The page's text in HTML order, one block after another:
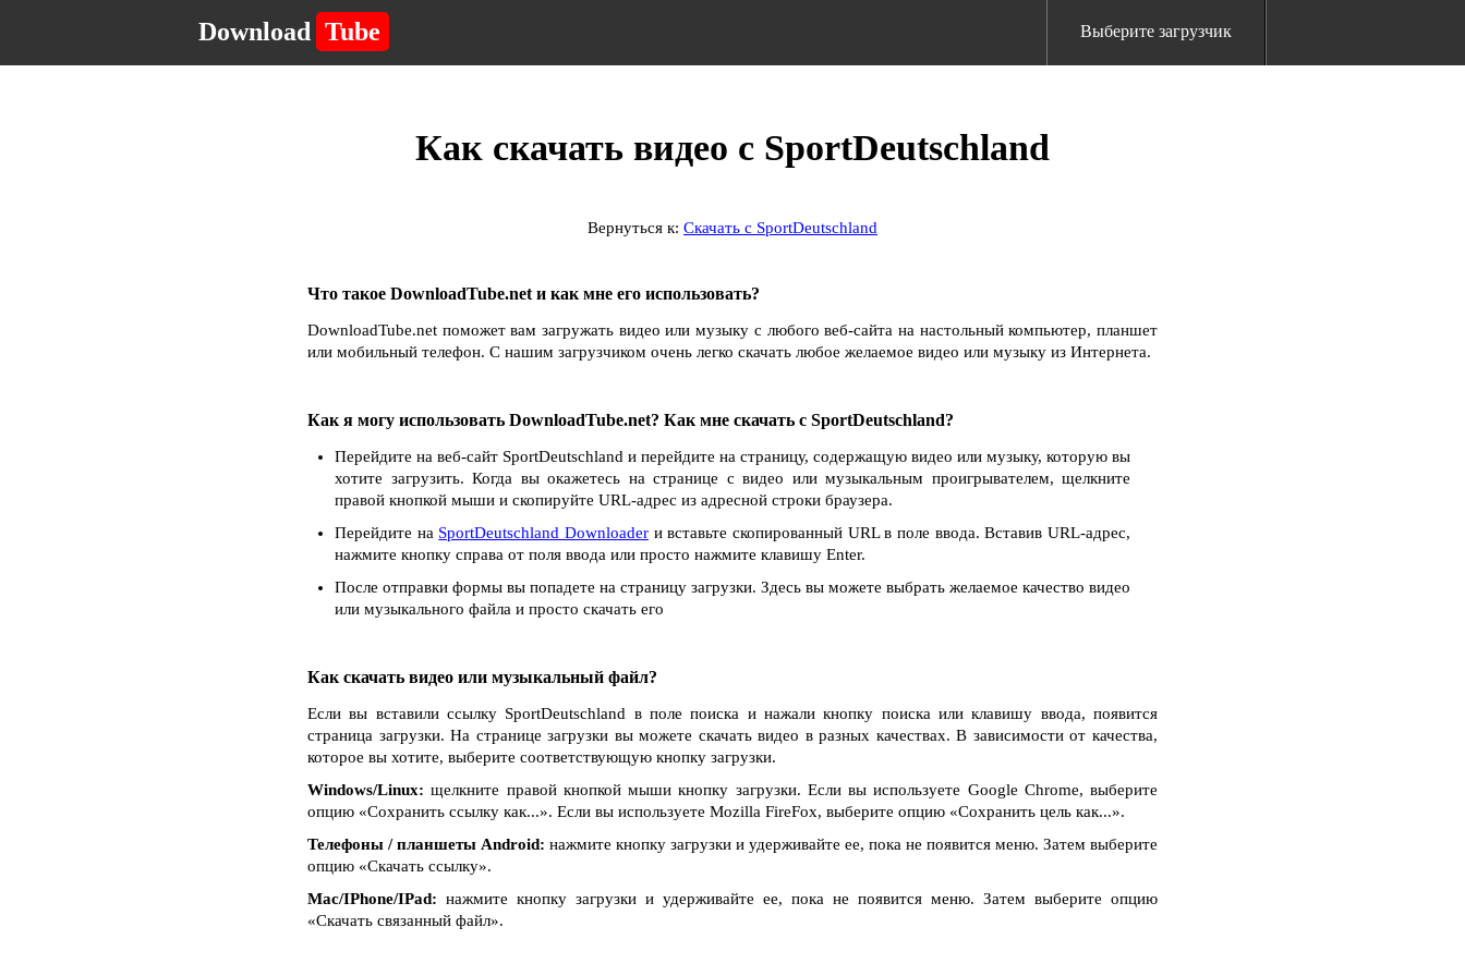
Download Tube Выберите загрузчик
Как скачать видео с SportDeutschland
Вернуться к: Скачать с SportDeutschland
Что такое DownloadTube.net и как мне его использовать?
DownloadTube.net поможет вам загружать видео или музыку с любого веб-сайта на настольный компьютер, планшет
или мобильный телефон. С нашим загрузчиком очень легко скачать любое желаемое видео или музыку из Интернета.
Как я могу использовать DownloadTube.net? Как мне скачать с SportDeutschland?
Перейдите на веб-сайт SportDeutschland и перейдите на страницу, содержащую видео или музыку, которую вы
хотите загрузить. Когда вы окажетесь на странице с видео или музыкальным проигрывателем, щелкните
правой кнопкой мыши и скопируйте URL-адрес из адресной строки браузера.
Перейдите на SportDeutschland Downloader и вставьте скопированный URL в поле ввода. Вставив URL-адрес,
нажмите кнопку справа от поля ввода или просто нажмите клавишу Enter.
После отправки формы вы попадете на страницу загрузки. Здесь вы можете выбрать желаемое качество видео
или музыкального файла и просто скачать его
Как скачать видео или музыкальный файл?
Если вы вставили ссылку SportDeutschland в поле поиска и нажали кнопку поиска или клавишу ввода, появится
страница загрузки. На странице загрузки вы можете скачать видео в разных качествах. В зависимости от качества,
которое вы хотите, выберите соответствующую кнопку загрузки.
Windows/Linux: щелкните правой кнопкой мыши кнопку загрузки. Если вы используете Google Chrome, выберите
опцию «Сохранить ссылку как...». Если вы используете Mozilla FireFox, выберите опцию «Сохранить цель как...».
Телефоны / планшеты Android: нажмите кнопку загрузки и удерживайте ее, пока не появится меню. Затем выберите
опцию «Скачать ссылку».
Mac/IPhone/IPad: нажмите кнопку загрузки и удерживайте ее, пока не появится меню. Затем выберите опцию
«Скачать связанный файл».